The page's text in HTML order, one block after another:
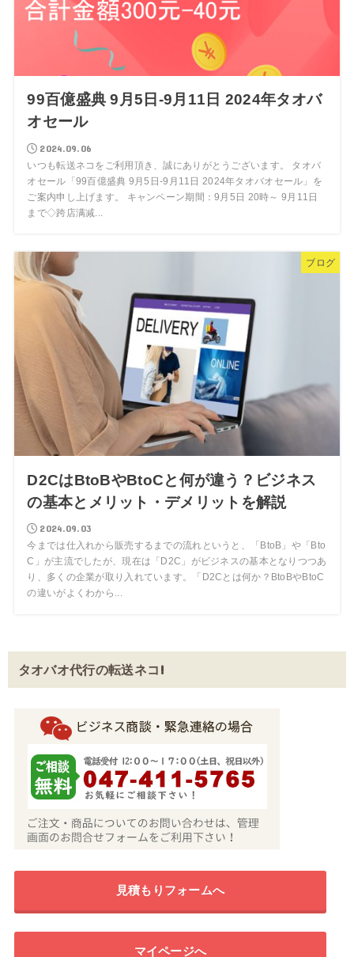
99百億盛典 9月5日-9月11日 2024年タオバ
オセール
2024.09.06
いつも転送ネコをご利用頂き、誠にありがとうございます。 タオバ
オセール「99百億盛典 9月5日-9月11日 2024年タオバオセール」を
ご案内申し上げます。 キャンペーン期間：9月5日 20時～ 9月11日
まで◇跨店满减...
ブログ
D2CはBtoBやBtoCと何が違う？ビジネス
の基本とメリット・デメリットを解説
2024.09.03
今までは仕入れから販売するまでの流れというと、「BtoB」や「Bto
C」が主流でしたが、現在は「D2C」がビジネスの基本となりつつあ
り、多くの企業が取り入れています。「D2Cとは何か？BtoBやBtoC
の違いがよくわから...
タオバオ代行の転送ネコ!
見積もりフォームへ
マイページへ